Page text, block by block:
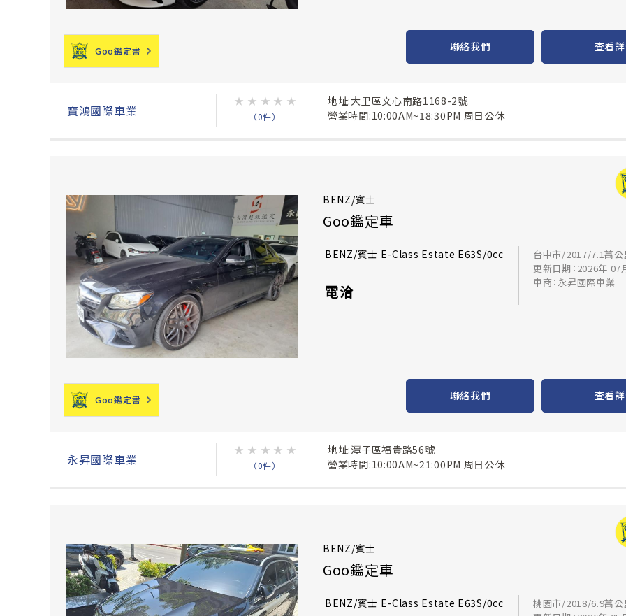
Goo鑑定書 聯絡我們 查看
寶鴻國際車業
★ ★ ★ ★ ★
（0件）
地址:大里區文心南路1168-2號
營業時間:10:00AM~18:30PM 周日公休
BENZ/賓士
Goo鑑定車
BENZ/賓士 E-Class Estate E63S/0cc
電洽
台中市/2017/7.1萬公
更新日期：2026年 07
車商：永昇國際車業
Goo鑑定書 聯絡我們 查看
永昇國際車業
★ ★ ★ ★ ★
（0件）
地址:潭子區福貴路56號
營業時間:10:00AM~21:00PM 周日公休
BENZ/賓士
Goo鑑定車
BENZ/賓士 E-Class Estate E63S/0cc
桃園市/2018/6.9萬公